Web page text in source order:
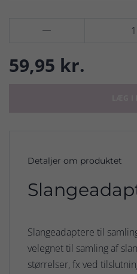

59,95 kr.
Detaljer om produktet
Slangeadaptere til
velegnet til samling af
størrelser, fx ved